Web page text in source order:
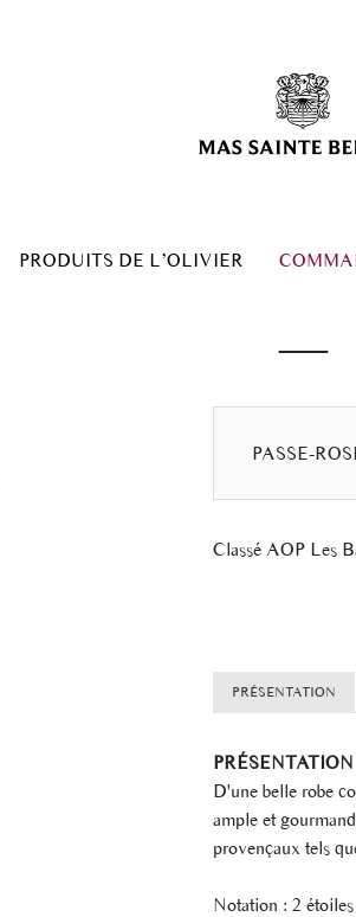
PRODUITS DE L’OLIVIER
—
PASSE-
Classé AOP Les
PRÉSENTATION
PRÉSENTATION
D'une belle robe
ample et
provençaux tels
Notation : 2